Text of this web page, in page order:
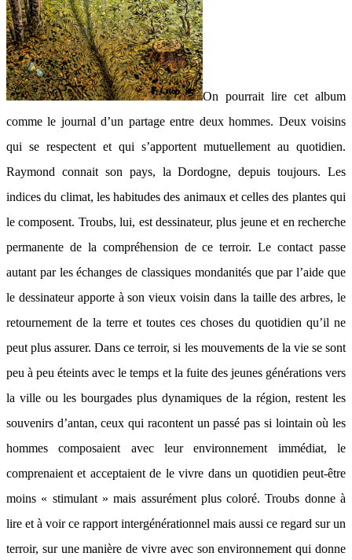
On pourrait lire cet album
comme le journal d’un partage entre deux hommes. Deux voisins
qui se respectent et qui s’apportent mutuellement au quotidien.
Raymond connait son pays, la Dordogne, depuis toujours. Les
indices du climat, les habitudes des animaux et celles des plantes qui
le composent. Troubs, lui, est dessinateur, plus jeune et en recherche
permanente de la compréhension de ce terroir. Le contact passe
autant par les échanges de classiques mondanités que par l’aide que
le dessinateur apporte à son vieux voisin dans la taille des arbres, le
retournement de la terre et toutes ces choses du quotidien qu’il ne
peut plus assurer. Dans ce terroir, si les mouvements de la vie se sont
peu à peu éteints avec le temps et la fuite des jeunes générations vers
la ville ou les bourgades plus dynamiques de la région, restent les
souvenirs d’antan, ceux qui racontent un passé pas si lointain où les
hommes composaient avec leur environnement immédiat, le
comprenaient et acceptaient de le vivre dans un quotidien peut-être
moins « stimulant » mais assurément plus coloré. Troubs donne à
lire et à voir ce rapport intergénérationnel mais aussi ce regard sur un
terroir, sur une manière de vivre avec son environnement qui donne